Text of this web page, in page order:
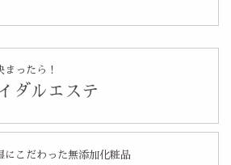
まったら！
ダルエステ
にこだわった無添加化粧品